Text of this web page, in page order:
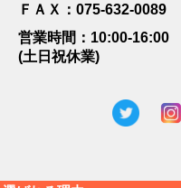
ＦＡＸ：075-632-0089
営業時間：10:00-16:00
(土日祝休業)